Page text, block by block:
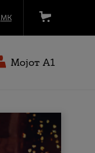
МК
Мојот A1